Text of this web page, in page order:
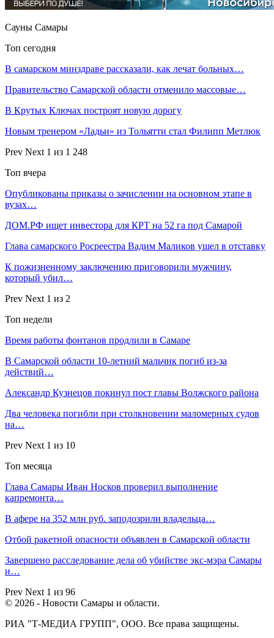
Сауны Самары
Топ сегодня
В самарском минздраве рассказали, как лечат больных…
Правительство Самарской области отменило массовые…
В Крутых Ключах построят новую дорогу
Новым тренером «Ладьи» из Тольятти стал Филипп Метлюк
Prev Next 1 из 1 248
Топ вчера
Опубликованы приказы о зачислении на основном этапе в
вузах…
ДОМ.РФ ищет инвестора для КРТ на 52 га под Самарой
Глава самарского Росреестра Вадим Маликов ушел в отставку
К пожизненному заключению приговорили мужчину,
который убил…
Prev Next 1 из 2
Топ недели
Время работы фонтанов продлили в Самаре
В Самарской области 10‑летний мальчик погиб из‑за
действий…
Александр Кузнецов покинул пост главы Волжского района
Два человека погибли при столкновении маломерных судов
на…
Prev Next 1 из 10
Топ месяца
Глава Самары Иван Носков проверил выполнение
капремонта…
В афере на 352 млн руб. заподозрили владельца…
Отбой ракетной опасности объявлен в Самарской области
Завершено расследование дела об убийстве экс-мэра Самары
и…
Prev Next 1 из 96
© 2026 - Новости Самары и области.
РИА "Т-МЕДИА ГРУПП", ООО. Все права защищены.